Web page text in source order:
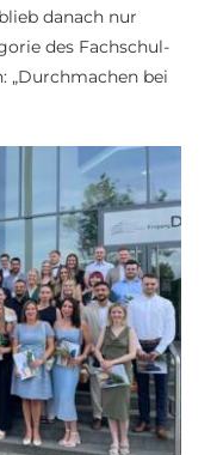
danach nur
des Fachschul-
„Durchmachen bei